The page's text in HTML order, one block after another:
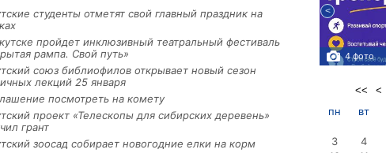
студенты отметят свой главный праздник на
пройдет инклюзивный театральный фестиваль
рампа. Свой путь»
союз библиофилов открывает новый сезон
лекций 25 января
посмотреть на комету
проект «Телескопы для сибирских деревень»
грант
зоосад собирает новогодние елки на корм
4 фото
<< <
пн вт
3
4